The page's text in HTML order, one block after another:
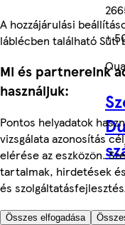
A hozzájárulási
láblécben található
Mi és partnereink
használjuk:
Pontos helyadatok
vizsgálata azonosítás
elérése az eszközön.
tartalmak, hirdetések
és
Összes elfogadása
+